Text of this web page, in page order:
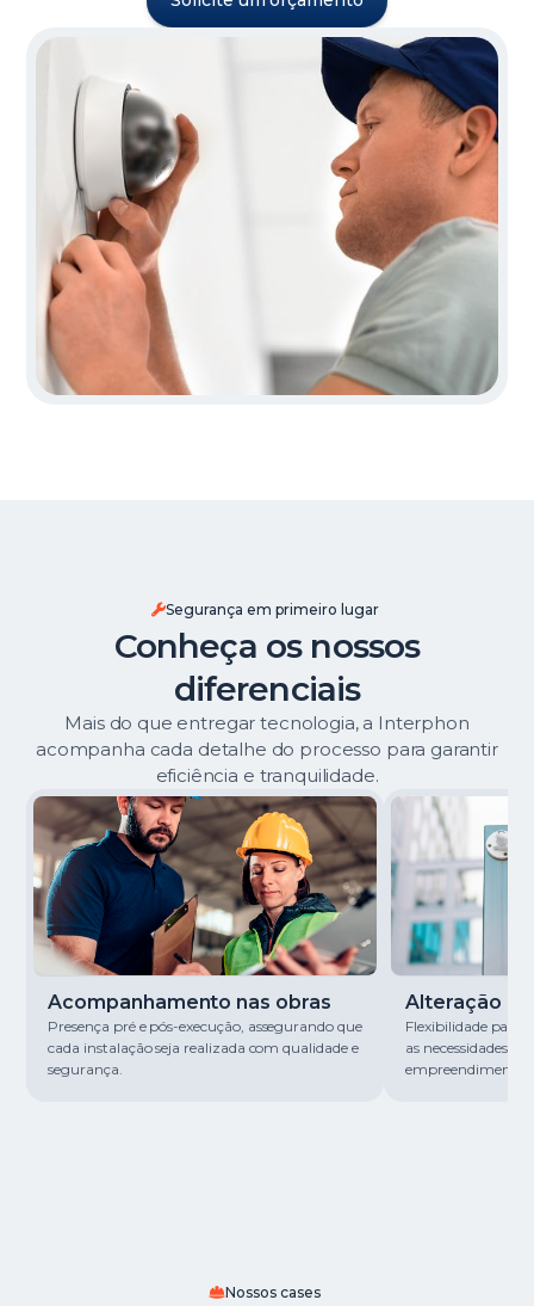
Segurança em primeiro lugar
Conheça os nossos
diferenciais
Mais do que entregar tecnologia, a Interphon
acompanha cada detalhe do processo para garantir
eficiência e tranquilidade.
Acompanhamento nas obras
Presença pré e pós-execução, assegurando que
cada instalação seja realizada com qualidade e
segurança.
Alteração
Flexibilidade para
as necessidades
empreendimento.
Nossos cases